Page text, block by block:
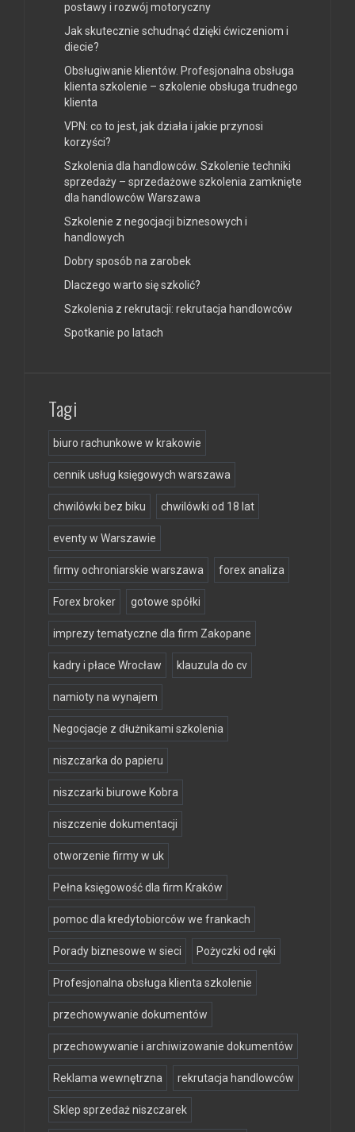
postawy i rozwój motoryczny
Jak skutecznie schudnąć dzięki ćwiczeniom i
diecie?
Obsługiwanie klientów. Profesjonalna obsługa
klienta szkolenie – szkolenie obsługa trudnego
klienta
VPN: co to jest, jak działa i jakie przynosi
korzyści?
Szkolenia dla handlowców. Szkolenie techniki
sprzedaży – sprzedażowe szkolenia zamknięte
dla handlowców Warszawa
Szkolenie z negocjacji biznesowych i
handlowych
Dobry sposób na zarobek
Dlaczego warto się szkolić?
Szkolenia z rekrutacji: rekrutacja handlowców
Spotkanie po latach
Tagi
biuro rachunkowe w krakowie
cennik usług księgowych warszawa
chwilówki bez biku chwilówki od 18 lat
eventy w Warszawie
firmy ochroniarskie warszawa forex analiza
Forex broker gotowe spółki
imprezy tematyczne dla firm Zakopane
kadry i płace Wrocław klauzula do cv
namioty na wynajem
Negocjacje z dłużnikami szkolenia
niszczarka do papieru
niszczarki biurowe Kobra
niszczenie dokumentacji
otworzenie firmy w uk
Pełna księgowość dla firm Kraków
pomoc dla kredytobiorców we frankach
Porady biznesowe w sieci Pożyczki od ręki
Profesjonalna obsługa klienta szkolenie
przechowywanie dokumentów
przechowywanie i archiwizowanie dokumentów
Reklama wewnętrzna rekrutacja handlowców
Sklep sprzedaż niszczarek